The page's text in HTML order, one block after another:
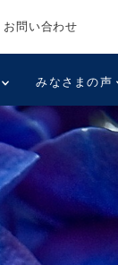
お問い合わせ
みなさまの声